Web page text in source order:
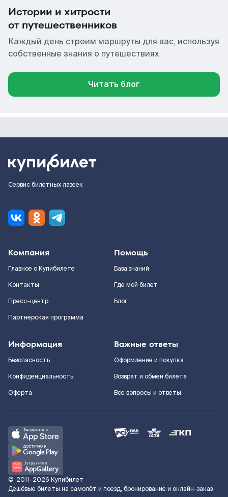
Истории и хитрости
от путешественников
Каждый день строим маршруты для вас, используя
собственные знания о путешествиях
Читать блог
Сервис билетных лазеек
Компания
Главное о Купибилете
Контакты
Пресс-центр
Партнерская программа
Помощь
База знаний
Где мой билет
Блог
Информация
Безопасность
Конфиденциальность
Оферта
Важные ответы
Оформление и покупка
Возврат и обмен билета
Все вопросы и ответы
© 2011–2026 Купибилет
Дешёвые билеты на самолёт и поезд, бронирование и онлайн-заказ